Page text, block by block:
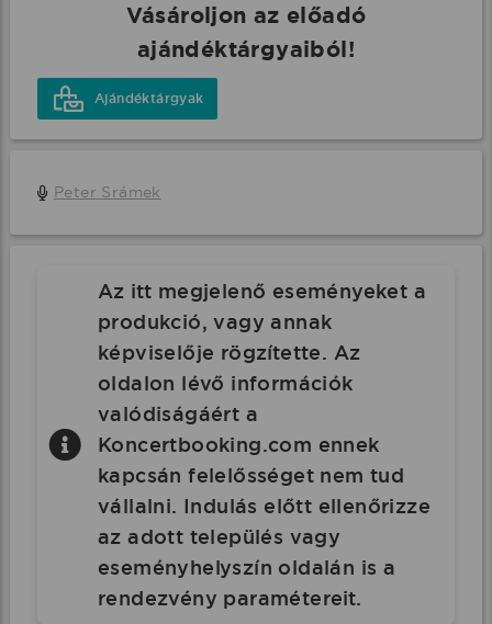
Vásároljon az előadó
ajándéktárgyaiból!
Ajándéktárgyak
Peter Srámek
Az itt megjelenő eseményeket a
produkció, vagy annak
képviselője rögzítette. Az
oldalon lévő információk
valódiságáért a
Koncertbooking.com ennek
kapcsán felelősséget nem tud
vállalni. Indulás előtt ellenőrizze
az adott település vagy
eseményhelyszín oldalán is a
rendezvény paramétereit.